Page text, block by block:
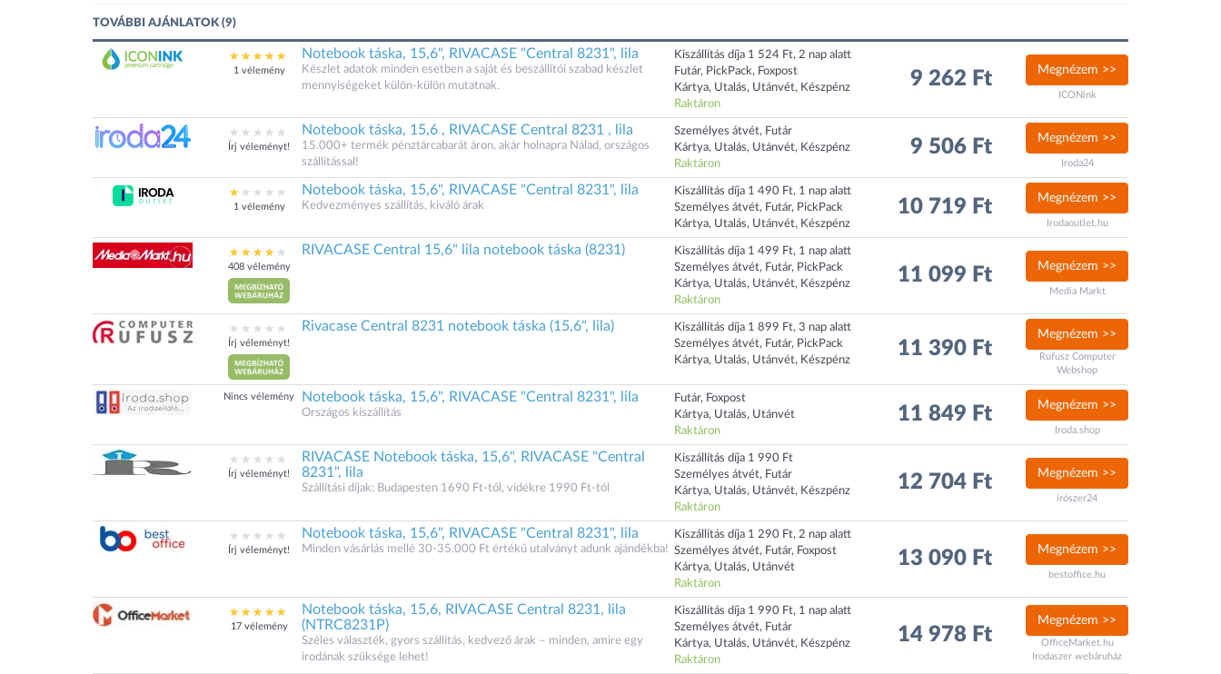
TOVÁBBI AJÁNLATOK (9)
1 vélemény
Notebook táska, 15,6", RIVACASE "Central 8231", lila
Készlet adatok minden esetben a saját és beszállítói szabad készlet
mennyiségeket külön-külön mutatnak.
Kiszállítás díja 1 524 Ft, 2 nap alatt
Futár, PickPack, Foxpost
Kártya, Utalás, Utánvét, Készpénz
Raktáron
9 262 Ft Megnézem >>
ICONink
Írj véleményt!
Notebook táska, 15,6 , RIVACASE Central 8231 , lila
15.000+ termék pénztárcabarát áron, akár holnapra Nálad, országos
szállítással!
Személyes átvét, Futár
Kártya, Utalás, Utánvét, Készpénz
Raktáron
9 506 Ft Megnézem >>
Iroda24
1 vélemény
Notebook táska, 15,6", RIVACASE "Central 8231", lila
Kedvezményes szállítás, kiváló árak
Kiszállítás díja 1 490 Ft, 1 nap alatt
Személyes átvét, Futár, PickPack
Kártya, Utalás, Utánvét, Készpénz
10 719 Ft Megnézem >>
Irodaoutlet.hu
408 vélemény
RIVACASE Central 15,6" lila notebook táska (8231)
Kiszállítás díja 1 499 Ft, 1 nap alatt
Személyes átvét, Futár, PickPack
Kártya, Utalás, Utánvét, Készpénz
Raktáron
11 099 Ft Megnézem >>
Media Markt
Írj véleményt!
Rivacase Central 8231 notebook táska (15,6", lila)
Kiszállítás díja 1 899 Ft, 3 nap alatt
Személyes átvét, Futár, PickPack
Kártya, Utalás, Utánvét, Készpénz
11 390 Ft
Megnézem >>
Rufusz Computer
Webshop
Nincs vélemény Notebook táska, 15,6", RIVACASE "Central 8231", lila
Országos kiszállítás
Futár, Foxpost
Kártya, Utalás, Utánvét
Raktáron
11 849 Ft Megnézem >>
Iroda.shop
Írj véleményt!
RIVACASE Notebook táska, 15,6", RIVACASE "Central
8231", lila
Szállítási díjak: Budapesten 1690 Ft-tól, vidékre 1990 Ft-tól
Kiszállítás díja 1 990 Ft
Személyes átvét, Futár
Kártya, Utalás, Utánvét, Készpénz
Raktáron
12 704 Ft Megnézem >>
írószer24
Írj véleményt!
Notebook táska, 15,6", RIVACASE "Central 8231", lila
Minden vásárlás mellé 30-35.000 Ft értékű utalványt adunk ajándékba!
Kiszállítás díja 1 290 Ft, 2 nap alatt
Személyes átvét, Futár, Foxpost
Kártya, Utalás, Utánvét
Raktáron
13 090 Ft Megnézem >>
bestoffice.hu
17 vélemény
Notebook táska, 15,6, RIVACASE Central 8231, lila
(NTRC8231P)
Széles választék, gyors szállítás, kedvező árak – minden, amire egy
irodának szüksége lehet!
Kiszállítás díja 1 990 Ft, 1 nap alatt
Személyes átvét, Futár
Kártya, Utalás, Utánvét, Készpénz
Raktáron
14 978 Ft
Megnézem >>
OfficeMarket.hu
Irodaszer webáruház